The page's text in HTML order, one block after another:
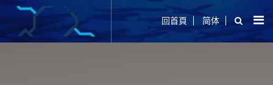
回首頁 简体